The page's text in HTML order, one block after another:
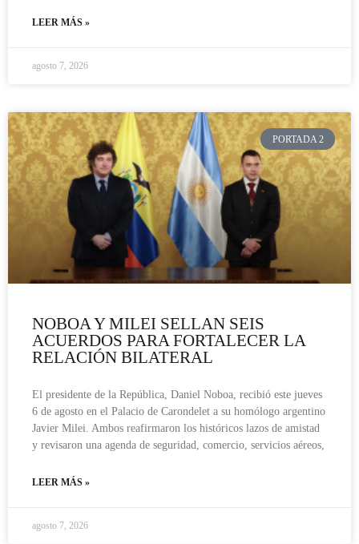
LEER MÁS »
agosto 7, 2026
PORTADA 2
NOBOA Y MILEI SELLAN SEIS
ACUERDOS PARA FORTALECER LA
RELACIÓN BILATERAL
El presidente de la República, Daniel Noboa, recibió este jueves
6 de agosto en el Palacio de Carondelet a su homólogo argentino
Javier Milei. Ambos reafirmaron los históricos lazos de amistad
y revisaron una agenda de seguridad, comercio, servicios aéreos,
LEER MÁS »
agosto 7, 2026